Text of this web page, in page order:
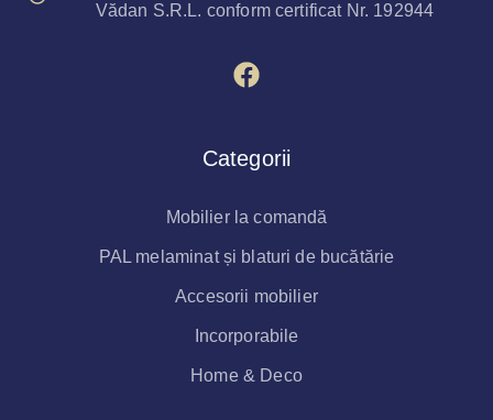
Vădan S.R.L. conform certificat Nr. 192944
Categorii
Mobilier la comandă
PAL melaminat și blaturi de bucătărie
Accesorii mobilier
Incorporabile
Home & Deco